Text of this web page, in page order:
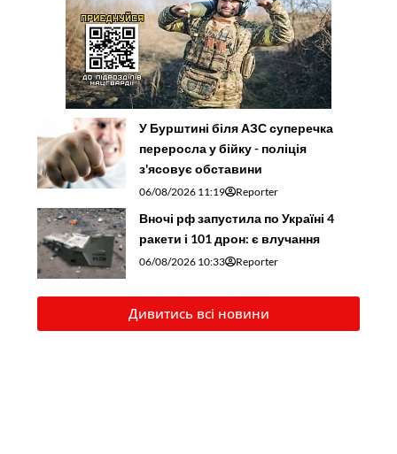
У Бурштині біля АЗС суперечка
переросла у бійку - поліція
з'ясовує обставини
06/08/2026 11:19 Reporter
Вночі рф запустила по Україні 4
ракети і 101 дрон: є влучання
06/08/2026 10:33 Reporter
Дивитись всі новини